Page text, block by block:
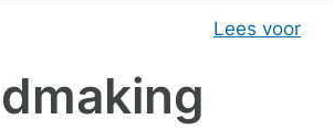
Lees voor